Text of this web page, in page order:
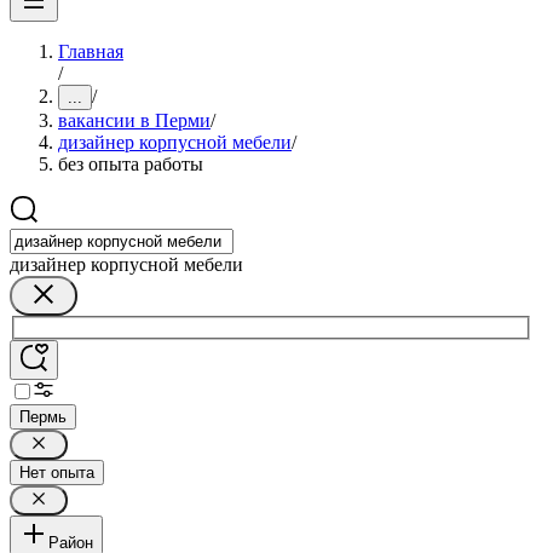
Главная
/
... /
вакансии в Перми/
дизайнер корпусной мебели/
без опыта работы
дизайнер корпусной мебели
Пермь
Нет опыта
Район